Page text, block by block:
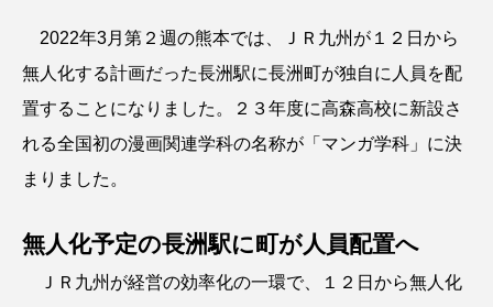
2022年3月第２週の熊本では、ＪＲ九州が１２日から
無人化する計画だった長洲駅に長洲町が独自に人員を配
置することになりました。２３年度に高森高校に新設さ
れる全国初の漫画関連学科の名称が「マンガ学科」に決
まりました。
無人化予定の長洲駅に町が人員配置へ
ＪＲ九州が経営の効率化の一環で、１２日から無人化